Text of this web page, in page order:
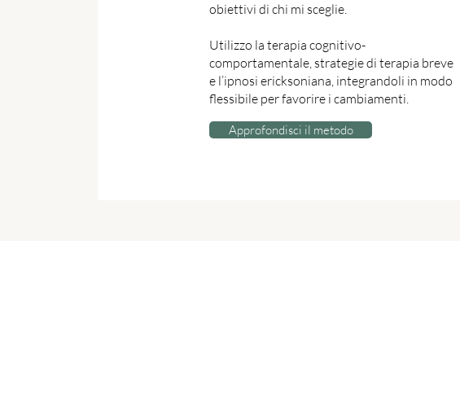
obiettivi di chi mi sceglie.
Utilizzo la terapia cognitivo-
comportamentale, strategie di terapia breve
e l’ipnosi ericksoniana, integrandoli in modo
flessibile per favorire i cambiamenti.
Approfondisci il metodo